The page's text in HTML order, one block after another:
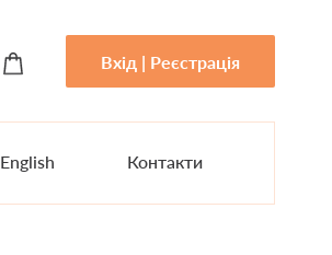
Вхід | Реєстрація
English Контакти